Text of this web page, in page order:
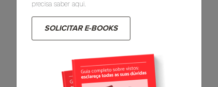
149931
Os 10 principais
pontos turísticos da
Austrália
precisa saber aqui.
SOLICITAR E-BOOKS